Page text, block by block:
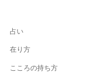
占い
在り方
こころの持ち方